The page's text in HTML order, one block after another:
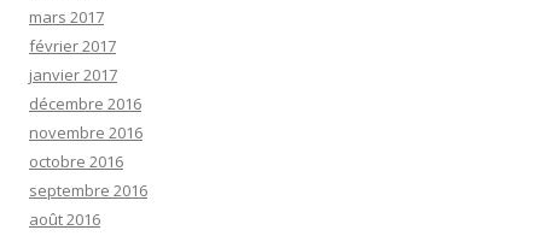
mars 2017
février 2017
janvier 2017
décembre 2016
novembre 2016
octobre 2016
septembre 2016
août 2016